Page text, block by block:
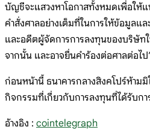
บัญชีจะแสวงหาโอกาสทั้งหมดเพื่อให้
คำสั่งศาลอย่างเต็มที่ในการให้ข้อมูลแ
และอดีตผู้จัดการการลงทุนของบริษัท
จากนั้น และอาจยื่นคำร้องต่อศาลต่อไป
ก่อนหน้านี้ ธนาคารกลางสิงคโปร์ห้าม
กิจกรรมที่เกี่ยวกับการลงทุนที่ได้รับกา
อ้างอิง : cointelegraph